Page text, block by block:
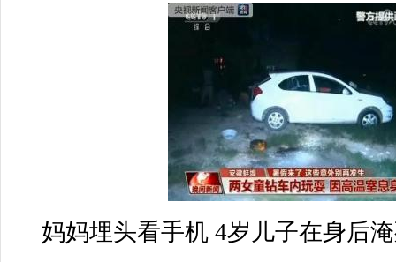
妈妈埋头看手机 4岁儿子在身后